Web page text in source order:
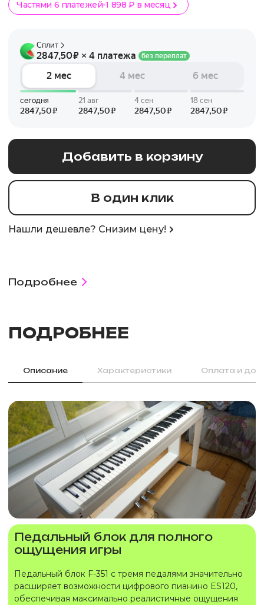
Частями 6 платежей 1 898 ₽ в месяц
Добавить в корзину
В один клик
Нашли дешевле? Снизим цену!
Подробнее
ПОДРОБНЕЕ
Описание Характеристики Оплата и
Педальный блок для полного
ощущения игры
Педальный блок F-351 с тремя педалями значительно
расширяет возможности цифрового пианино ES120,
обеспечивая максимально реалистичные ощущения